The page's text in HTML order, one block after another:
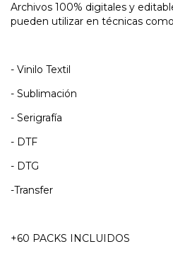
Archivos 100% digitales y
pueden utilizar en técnicas
- Vinilo Textil
- Sublimación
- Serigrafía
- DTF
- DTG
-Transfer
+60 PACKS INCLUIDOS